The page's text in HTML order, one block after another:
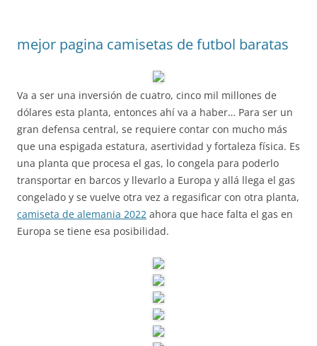
mejor pagina camisetas de futbol baratas
Va a ser una inversión de cuatro, cinco mil millones de
dólares esta planta, entonces ahí va a haber… Para ser un
gran defensa central, se requiere contar con mucho más
que una espigada estatura, asertividad y fortaleza física. Es
una planta que procesa el gas, lo congela para poderlo
transportar en barcos y llevarlo a Europa y allá llega el gas
congelado y se vuelve otra vez a regasificar con otra planta,
camiseta de alemania 2022 ahora que hace falta el gas en
Europa se tiene esa posibilidad.